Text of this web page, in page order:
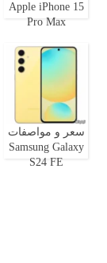
Apple iPhone 15
Pro Max
سعر و مواصفات
Samsung Galaxy
S24 FE